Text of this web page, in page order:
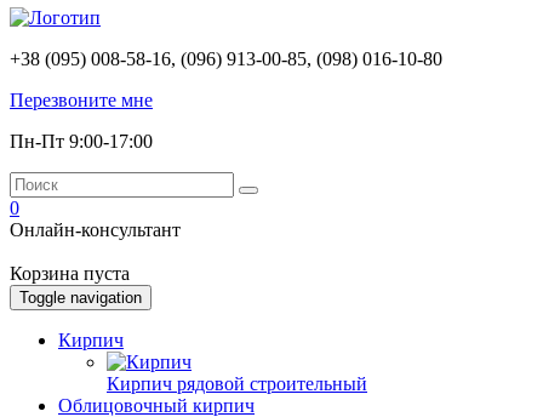
+38 (095) 008-58-16, (096) 913-00-85, (098) 016-10-80
Перезвоните мне
Пн-Пт 9:00-17:00
0
Онлайн-консультант
Корзина пуста
Toggle navigation
Кирпич
Кирпич рядовой строительный
Облицовочный кирпич